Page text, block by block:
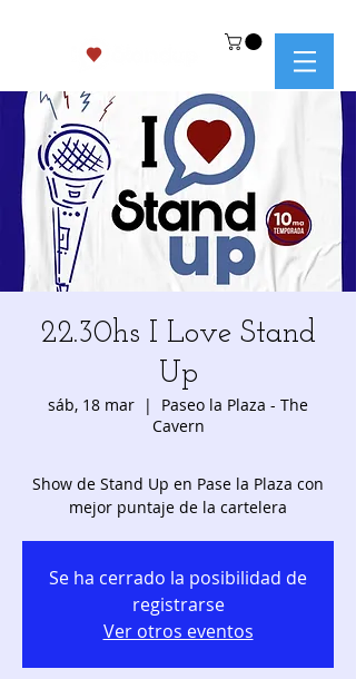
22.30hs I Love Stand
Up
sáb, 18 mar
  |
Paseo la Plaza - The
Cavern
Show de Stand Up en Pase la Plaza con
Se ha cerrado la posibilidad de
registrarse
Ver otros eventos